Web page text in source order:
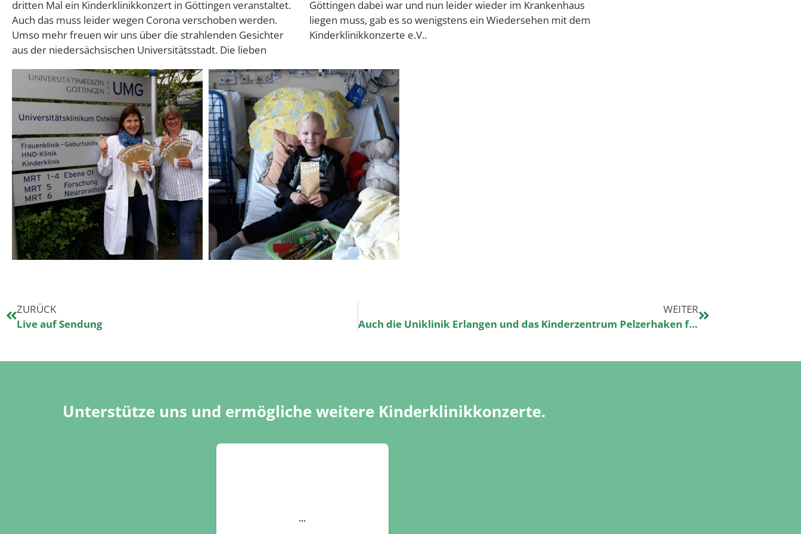
dritten Mal ein Kinderklinikkonzert in Göttingen veranstaltet.
Auch das muss leider wegen Corona verschoben werden.
Umso mehr freuen wir uns über die strahlenden Gesichter
aus der niedersächsischen Universitätsstadt. Die lieben
Göttingen dabei war und nun leider wieder im Krankenhaus
liegen muss, gab es so wenigstens ein Wiedersehen mit dem
Kinderklinikkonzerte e.V..
ZURÜCK
Live auf Sendung
WEITER
Auch die Uniklinik Erlangen und das Kinderzentrum Pelzerhaken freuen sich über Onlinekonzerte
Unterstütze uns und ermögliche weitere Kinderklinikkonzerte.